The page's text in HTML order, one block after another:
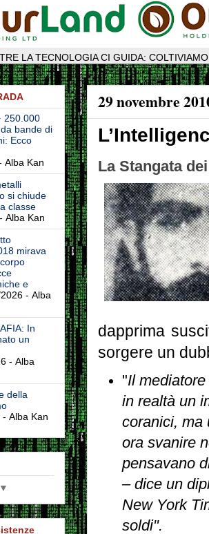
LA TECNOLOGIA CI GUIDA:
29 novembre
La Stangata
dapprima
sorgere un
"Il
in realtà un
coranici, ma
ora svanire
pensavano
– dice un
New York
soldi".
250.000
bande di
Ecco
Alba Kan
si chiude
classe
- Alba Kan
mirava
e
- Alba
In
un
- Alba
della
- Alba Kan
▼